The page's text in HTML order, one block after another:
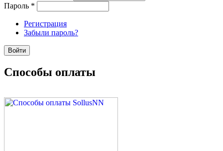
Пароль *
Регистрация
Забыли пароль?
Способы оплаты